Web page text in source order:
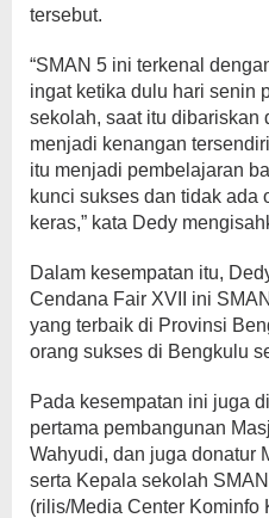
tersebut.
“SMAN 5 ini terkenal
ingat ketika dulu hari senin
sekolah, saat itu dibariskan
menjadi kenangan
itu menjadi pembelajaran
kunci sukses dan tidak ada
keras,” kata Dedy
Dalam kesempatan itu,
Cendana Fair XVII ini
yang terbaik di Provinsi
orang sukses di Bengkulu
Pada kesempatan ini juga
pertama pembangunan
Wahyudi, dan juga donatur
serta Kepala sekolah
(rilis/Media Center Kominfo